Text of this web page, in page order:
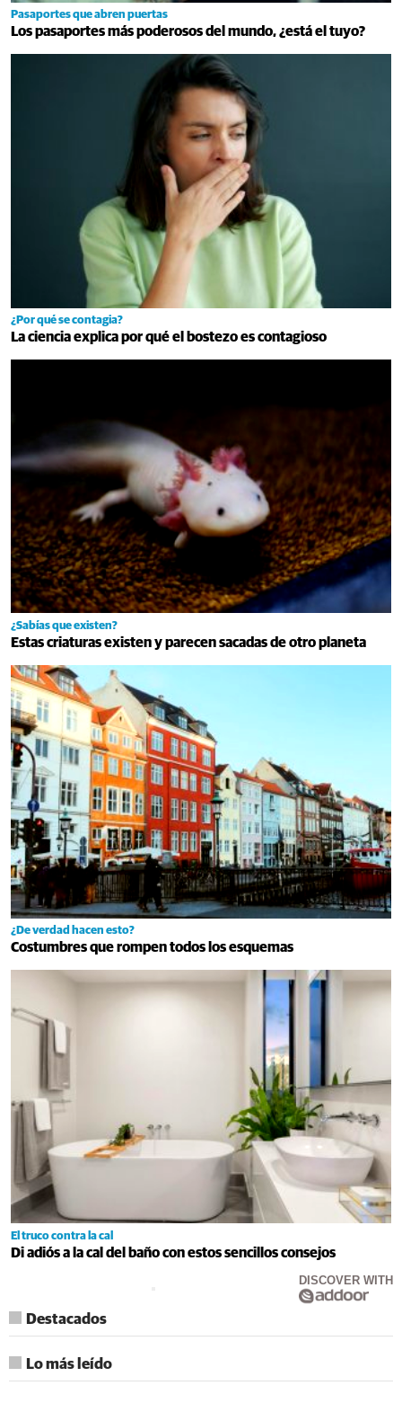
Pasaportes que abren puertas
Los pasaportes más poderosos del mundo, ¿está el tuyo?
¿Por qué se contagia?
La ciencia explica por qué el bostezo es contagioso
¿Sabías que existen?
Estas criaturas existen y parecen sacadas de otro planeta
¿De verdad hacen esto?
Costumbres que rompen todos los esquemas
El truco contra la cal
Di adiós a la cal del baño con estos sencillos consejos
DISCOVER WITH
Destacados
Lo más leído